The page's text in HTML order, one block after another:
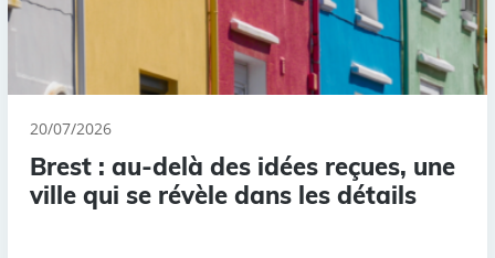
20/07/2026
Brest : au-delà des idées reçues, une
ville qui se révèle dans les détails